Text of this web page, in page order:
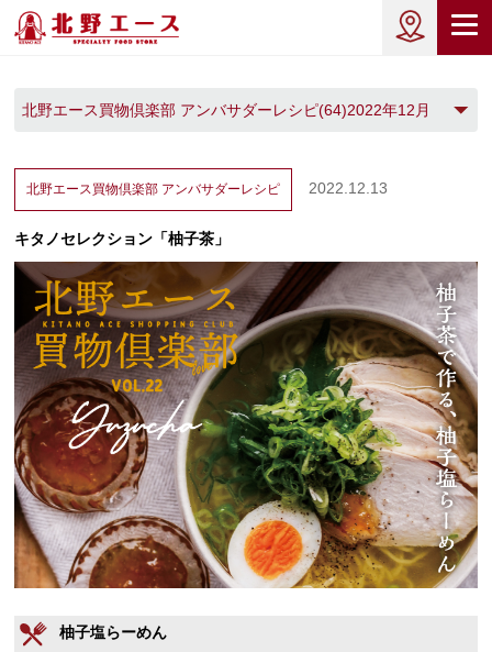
北野エース買物倶楽部 アンバサダーレシピ(64)2022年12月
北野エース買物倶楽部 アンバサダーレシピ 2022.12.13
キタノセレクション「柚子茶」
柚子塩らーめん